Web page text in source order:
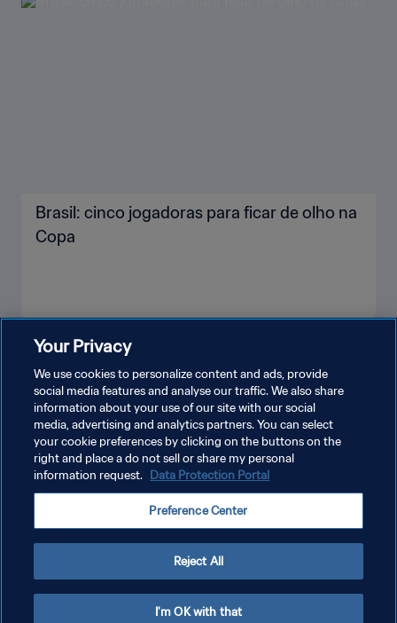
Brasil: cinco jogadoras para ficar de olho na
Copa
POLÍTICA DE PRIVACIDADE
ADMINISTRAR AS PREFERÊNCIAS DE COOKIES
Copyright © 1994-2026 FIFA. Todos os direitos reservados.
Your Privacy
We use cookies to personalize content and ads, provide
social media features and analyse our traffic. We also share
information about your use of our site with our social
media, advertising and analytics partners. You can select
your cookie preferences by clicking on the buttons on the
right and place a do not sell or share my personal
information request. Data Protection Portal
Preference Center
Reject All
I'm OK with that